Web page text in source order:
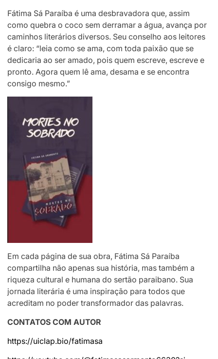
Fátima Sá Paraíba é uma desbravadora que, assim
como quebra o coco sem derramar a água, avança por
caminhos literários diversos. Seu conselho aos leitores
é claro: “leia como se ama, com toda paixão que se
dedicaria ao ser amado, pois quem escreve, escreve e
pronto. Agora quem lê ama, desama e se encontra
consigo mesmo.”
Em cada página de sua obra, Fátima Sá Paraíba
compartilha não apenas sua história, mas também a
riqueza cultural e humana do sertão paraibano. Sua
jornada literária é uma inspiração para todos que
acreditam no poder transformador das palavras.
CONTATOS COM AUTOR
https://uiclap.bio/fatimasa